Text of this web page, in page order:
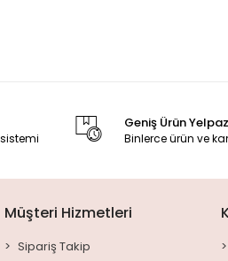
Geniş Ürün
Binlerce ürün ve
Müşteri Hizmetleri
Sipariş Takip